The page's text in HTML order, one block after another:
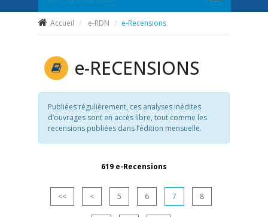
Accueil e-RDN e-Recensions
e-RECENSIONS
Publiées régulièrement, ces analyses inédites
d’ouvrages sont en accès libre, tout comme les
recensions publiées dans l’édition mensuelle.
619 e-Recensions
<< < 5 6 7 8